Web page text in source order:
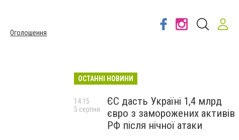
Оголошення
ОСТАННІ НОВИНИ
ЄС дасть Україні 1,4 млрд
євро з заморожених активів
РФ після нічної атаки
14:15
5 серпня